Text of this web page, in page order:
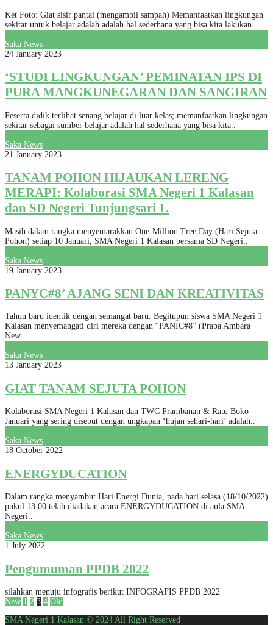
Ket Foto: Giat sisir pantai (mengambil sampah) Memanfaatkan lingkungan
sekitar untuk belajar adalah adalah hal sederhana yang bisa kita lakukan..
Saka News
24 January 2023
‘STUDI LINGKUNGAN’ PEMINATAN IPS DI
PURA MANGKUNEGARAN DAN SANGIRAN
Peserta didik terlihat senang belajar di luar kelas; memanfaatkan lingkungan
sekitar sebagai sumber belajar adalah hal sederhana yang bisa kita..
Saka News
21 January 2023
TANAM POHON HIJAUKAN LERENG
MERAPI: Kolaborasi SMA Negeri 1 Kalasan
dan SD Negeri Tunjungsari 1.
Masih dalam rangka menyemarakkan One-Million Tree Day (Hari Sejuta
Pohon) setiap 10 Januari, SMA Negeri 1 Kalasan bersama SD Negeri..
Saka News
19 January 2023
PANYC#8’ AJANG SENI DAN KREATIVITAS
Tahun baru identik dengan semangat baru. Begitupun siswa SMA Negeri 1
Kalasan menyemangati diri mereka dengan “PANIC#8” (Praba Ambara
New..
Saka News
13 January 2023
GIAT TANAM SEJUTA POHON
Kolaborasi SMA Negeri 1 Kalasan dan TWC Prambanan & Ratu Boko
Januari yang sering disebut dengan ungkapan ‘hujan sehari-hari’ adalah..
Saka News
18 October 2022
ENERGYDUCATION
Dalam rangka menyambut Hari Energi Dunia, pada hari selasa (18/10/2022)
pukul 13.00 telah diadakan acara ENERGYDUCATION di aula SMA
Negeri..
Saka News
1 July 2022
Pengumuman PPDB 2022
silahkan menuju infografis berikut INFOGRAFIS PPDB 2022
New 1 2 3 4 Old
SMA Negeri 1 Kalasan © 2024 All Right Reserved